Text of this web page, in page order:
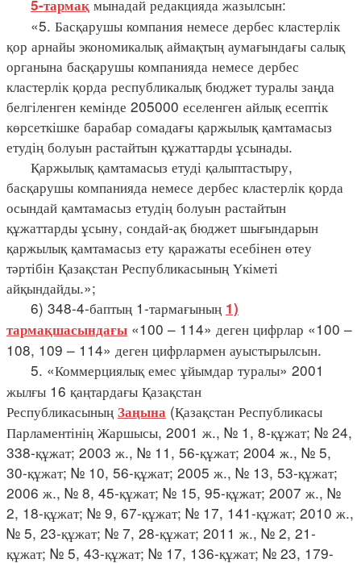
5-тармақ мынадай редакцияда жазылсын:
«5. Басқарушы компания немесе дербес кластерлік
қор арнайы экономикалық аймақтың аумағындағы салық
органына басқарушы компанияда немесе дербес
кластерлік қорда республикалық бюджет туралы заңда
белгіленген кемінде 205000 еселенген айлық есептік
көрсеткішке барабар сомадағы қаржылық қамтамасыз
етудің болуын растайтын құжаттарды ұсынады.
Қаржылық қамтамасыз етуді қалыптастыру,
басқарушы компанияда немесе дербес кластерлік қорда
осындай қамтамасыз етудің болуын растайтын
құжаттарды ұсыну, сондай-ақ бюджет шығындарын
қаржылық қамтамасыз ету қаражаты есебінен өтеу
тәртібін Қазақстан Республикасының Үкіметі
айқындайды.»;
6) 348-4-баптың 1-тармағының 1)
тармақшасындағы «100 – 114» деген цифрлар «100 –
108, 109 – 114» деген цифрлармен ауыстырылсын.
5. «Коммерциялық емес ұйымдар туралы» 2001
жылғы 16 қаңтардағы Қазақстан
Республикасының Заңына (Қазақстан Республикасы
Парламентінің Жаршысы, 2001 ж., № 1, 8-құжат; № 24,
338-құжат; 2003 ж., № 11, 56-құжат; 2004 ж., № 5,
30-құжат; № 10, 56-құжат; 2005 ж., № 13, 53-құжат;
2006 ж., № 8, 45-құжат; № 15, 95-құжат; 2007 ж., №
2, 18-құжат; № 9, 67-құжат; № 17, 141-құжат; 2010 ж.,
№ 5, 23-құжат; № 7, 28-құжат; 2011 ж., № 2, 21-
құжат; № 5, 43-құжат; № 17, 136-құжат; № 23, 179-